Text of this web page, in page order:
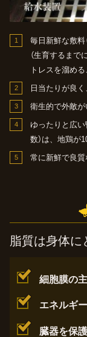
毎日新鮮な敷料
（生育するま
トレスを溜め
日当たりが良
衛生的で外敵
ゆったりと広い
数）は、地鶏が
常に新鮮で良
脂質は身体に
細胞膜の
エネルギ
臓器を保